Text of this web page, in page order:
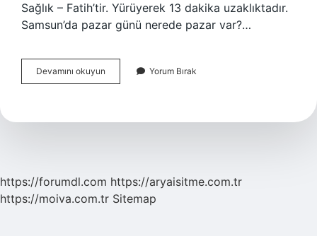
Sağlık – Fatih’tir. Yürüyerek 13 dakika uzaklıktadır.
Samsun’da pazar günü nerede pazar var?…
Devamını okuyun Çarşamba
Pazarı
Yorum Bırak
https://forumdl.com https://aryaisitme.com.tr
https://moiva.com.tr Sitemap